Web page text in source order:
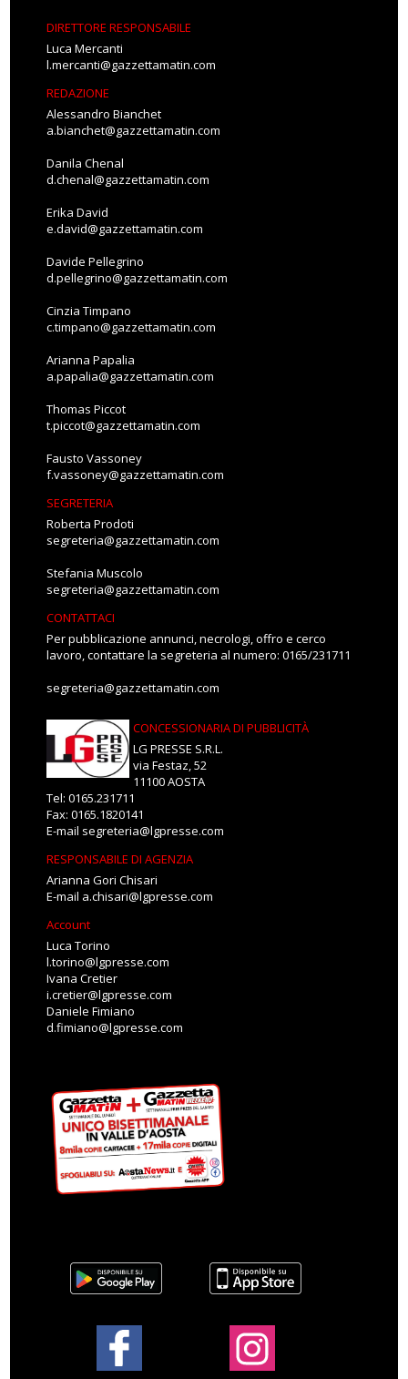
DIRETTORE RESPONSABILE
Luca Mercanti
l.mercanti@gazzettamatin.com
REDAZIONE
Alessandro Bianchet
a.bianchet@gazzettamatin.com
Danila Chenal
d.chenal@gazzettamatin.com
Erika David
e.david@gazzettamatin.com
Davide Pellegrino
d.pellegrino@gazzettamatin.com
Cinzia Timpano
c.timpano@gazzettamatin.com
Arianna Papalia
a.papalia@gazzettamatin.com
Thomas Piccot
t.piccot@gazzettamatin.com
Fausto Vassoney
f.vassoney@gazzettamatin.com
SEGRETERIA
Roberta Prodoti
segreteria@gazzettamatin.com
Stefania Muscolo
segreteria@gazzettamatin.com
CONTATTACI
Per pubblicazione annunci, necrologi, offro e cerco
lavoro, contattare la segreteria al numero: 0165/231711
segreteria@gazzettamatin.com
CONCESSIONARIA DI PUBBLICITÀ
LG PRESSE S.R.L.
via Festaz, 52
11100 AOSTA
Tel: 0165.231711
Fax: 0165.1820141
E-mail segreteria@lgpresse.com
RESPONSABILE DI AGENZIA
Arianna Gori Chisari
E-mail a.chisari@lgpresse.com
Account
Luca Torino
l.torino@lgpresse.com
Ivana Cretier
i.cretier@lgpresse.com
Daniele Fimiano
d.fimiano@lgpresse.com